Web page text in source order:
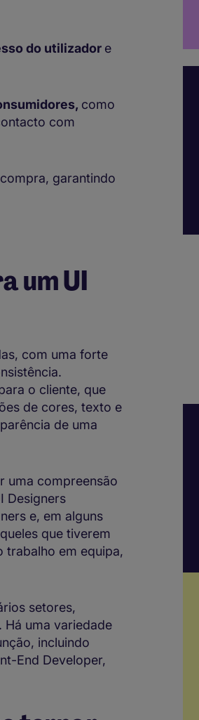
do utilizador e
como
com
garantindo
um UI
com uma forte
o cliente, que
de cores, texto e
de uma
uma compreensão
Designers
e, em alguns
que tiverem
trabalho em equipa,
setores,
uma variedade
incluindo
End Developer,